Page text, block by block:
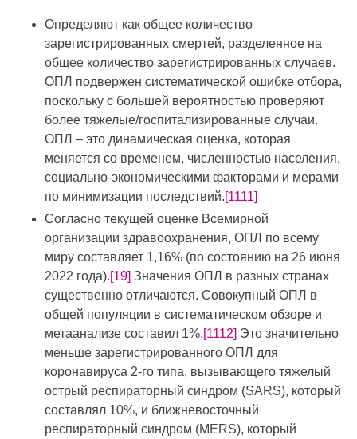
Определяют как общее количество
зарегистрированных смертей, разделенное на
общее количество зарегистрированных случаев.
ОПЛ подвержен систематической ошибке отбора,
поскольку с большей вероятностью проверяют
более тяжелые/госпитализированные случаи.
ОПЛ – это динамическая оценка, которая
меняется со временем, численностью населения,
социально-экономическими факторами и мерами
по минимизации последствий.[1111]
Согласно текущей оценке Всемирной
организации здравоохранения, ОПЛ по всему
миру составляет 1,16% (по состоянию на 26 июня
2022 года).[19] Значения ОПЛ в разных странах
существенно отличаются. Совокупный ОПЛ в
общей популяции в систематическом обзоре и
метаанализе составил 1%.[1112] Это значительно
меньше зарегистрированного ОПЛ для
коронавируса 2-го типа, вызывающего тяжелый
острый респираторный синдром (SARS), который
составлял 10%, и ближневосточный
респираторный синдром (MERS), который